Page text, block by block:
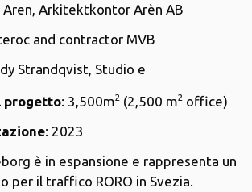
Aren, Arkitektkontor Arèn AB
and contractor MVB
Strandqvist, Studio e
progetto: 3,500m2 (2,500 m2 office)
: 2023
è in espansione e rappresenta un
per il traffico RORO in Svezia.